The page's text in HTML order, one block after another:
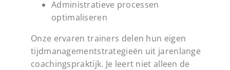
Administratieve processen
optimaliseren
Onze ervaren trainers delen hun eigen
tijdmanagementstrategieën uit jarenlange
coachingspraktijk. Je leert niet alleen de